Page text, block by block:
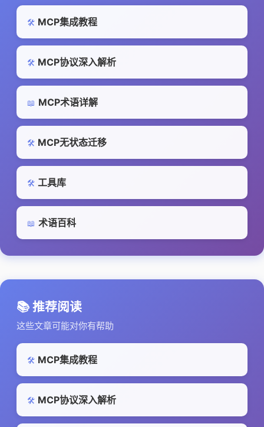
🛠️ MCP集成教程
🛠️ MCP协议深入解析
📖 MCP术语详解
🛠️ MCP无状态迁移
🛠️ 工具库
📖 术语百科
📚 推荐阅读
这些文章可能对你有帮助
🛠️ MCP集成教程
🛠️ MCP协议深入解析